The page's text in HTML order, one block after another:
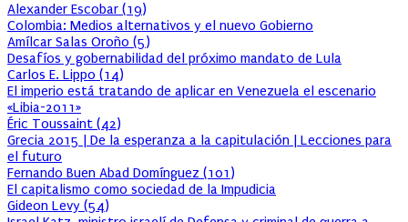
Alexander Escobar (19)
Colombia: Medios alternativos y el nuevo Gobierno
Amílcar Salas Oroño (5)
Desafíos y gobernabilidad del próximo mandato de Lula
Carlos E. Lippo (14)
El imperio está tratando de aplicar en Venezuela el escenario
«Libia-2011»
Éric Toussaint (42)
Grecia 2015 | De la esperanza a la capitulación | Lecciones para
el futuro
Fernando Buen Abad Domínguez (101)
El capitalismo como sociedad de la Impudicia
Gideon Levy (54)